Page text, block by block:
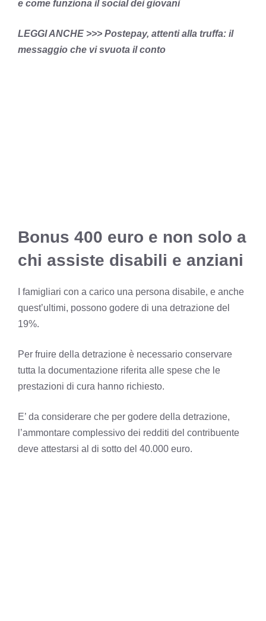
e come funziona il social dei giovani
LEGGI ANCHE >>> Postepay, attenti alla truffa: il
messaggio che vi svuota il conto
Bonus 400 euro e non solo a
chi assiste disabili e anziani
I famigliari con a carico una persona disabile, e anche
quest’ultimi, possono godere di una detrazione del
19%.
Per fruire della detrazione è necessario conservare
tutta la documentazione riferita alle spese che le
prestazioni di cura hanno richiesto.
E’ da considerare che per godere della detrazione,
l’ammontare complessivo dei redditi del contribuente
deve attestarsi al di sotto del 40.000 euro.